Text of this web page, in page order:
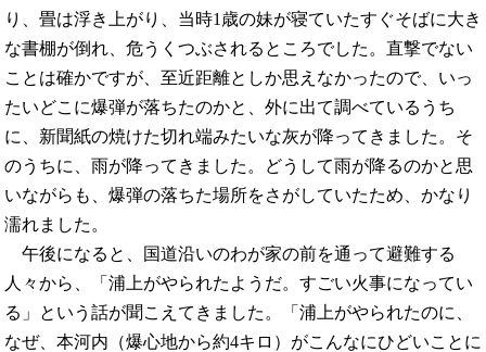
り、畳は浮き上がり、当時1歳の妹が寝ていたすぐそばに大き
な書棚が倒れ、危うくつぶされるところでした。直撃でない
ことは確かですが、至近距離としか思えなかったので、いっ
たいどこに爆弾が落ちたのかと、外に出て調べているうち
に、新聞紙の焼けた切れ端みたいな灰が降ってきました。そ
のうちに、雨が降ってきました。どうして雨が降るのかと思
いながらも、爆弾の落ちた場所をさがしていたため、かなり
濡れました。
午後になると、国道沿いのわが家の前を通って避難する
人々から、「浦上がやられたようだ。すごい火事になってい
る」という話が聞こえてきました。「浦上がやられたのに、
なぜ、本河内（爆心地から約4キロ）がこんなにひどいことに